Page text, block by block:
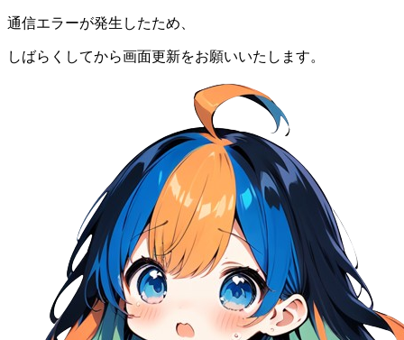
通信エラーが発生したため、
しばらくしてから画面更新をお願いいたします。